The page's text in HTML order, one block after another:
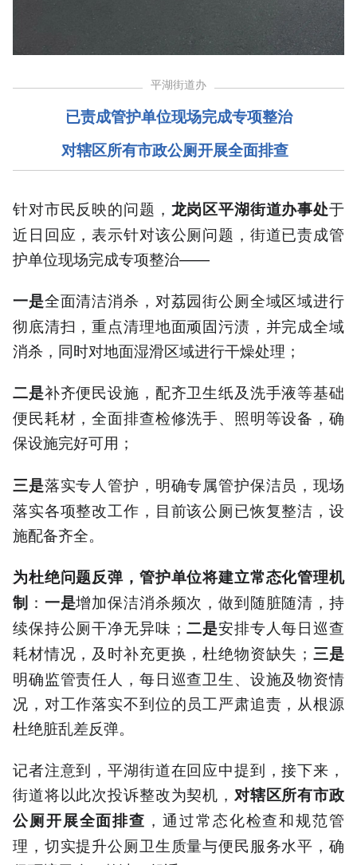
平湖街道办
已责成管护单位现场完成专项整治
对辖区所有市政公厕开展全面排查
针对市民反映的问题， 龙岗区平湖街道办事处于
近日回应，表示针对该公厕问题，街道已责成管
护单位现场完成专项整治——
一是全面清洁消杀，对荔园街公厕全域区域进行
彻底清扫，重点清理地面顽固污渍，并完成全域
消杀，同时对地面湿滑区域进行干燥处理；
二是补齐便民设施，配齐卫生纸及洗手液等基础
便民耗材，全面排查检修洗手、照明等设备，确
保设施完好可用；
三是落实专人管护，明确专属管护保洁员，现场
落实各项整改工作，目前该公厕已恢复整洁，设
施配备齐全。
为杜绝问题反弹，管护单位将建立常态化管理机
制 ： 一是增加保洁消杀频次，做到随脏随清，持
续保持公厕干净无异味； 二是安排专人每日巡查
耗材情况，及时补充更换，杜绝物资缺失； 三是
明确监管责任人，每日巡查卫生、设施及物资情
况，对工作落实不到位的员工严肃追责，从根源
杜绝脏乱差反弹。
记者注意到，平湖街道在回应中提到，接下来，
街道将以此次投诉整改为契机， 对辖区所有市政
公厕开展全面排查 ，通过常态化检查和规范管
理，切实提升公厕卫生质量与便民服务水平，确